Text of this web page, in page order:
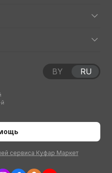
й
сервиса Куфар Маркет
BY RU